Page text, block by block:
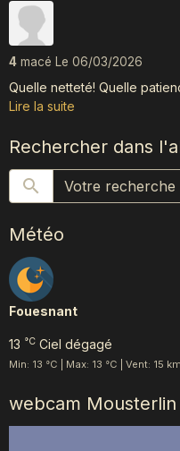
4 macé Le 06/03/2026
Quelle netteté! Quelle
Lire la suite
Rechercher dans
Météo
Fouesnant
13 °C Ciel dégagé
Min: 13 °C | Max: 13 °C | Vent: 15
webcam Mousterlin